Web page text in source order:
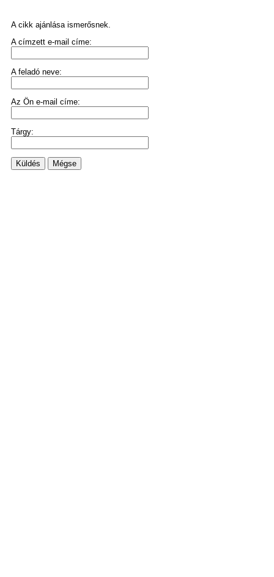
A cikk ajánlása ismerősnek.
A címzett e-mail címe:
A feladó neve:
Az Ön e-mail címe:
Tárgy:
Küldés Mégse